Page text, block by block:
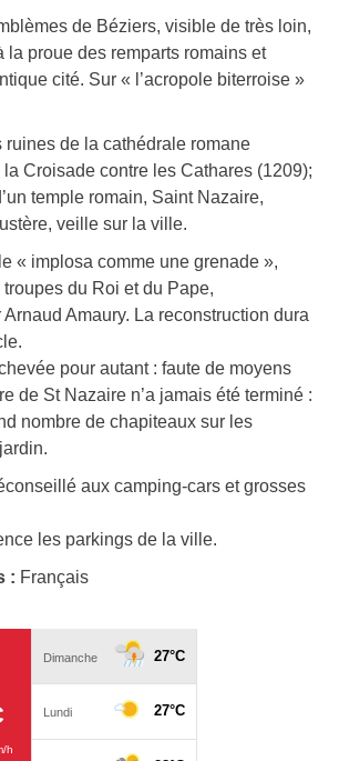
de Béziers, visible de très loin,
la proue des remparts romains et
cité. Sur « l’acropole biterroise »
ruines de la cathédrale romane
Croisade contre les Cathares (1209);
temple romain, Saint Nazaire,
veille sur la ville.
« implosa comme une grenade »,
du Roi et du Pape,
Amaury. La reconstruction dura
pour autant : faute de moyens
de St Nazaire n’a jamais été terminé :
nombre de chapiteaux sur les
aux camping-cars et grosses
les parkings de la ville.
: Français